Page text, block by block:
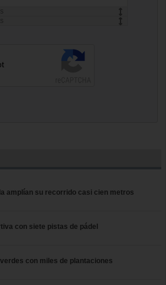
amplían su recorrido casi cien metros
con siete pistas de pádel
con miles de plantaciones